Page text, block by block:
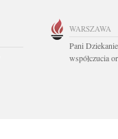
WARSZAWA
Pani
współczucia